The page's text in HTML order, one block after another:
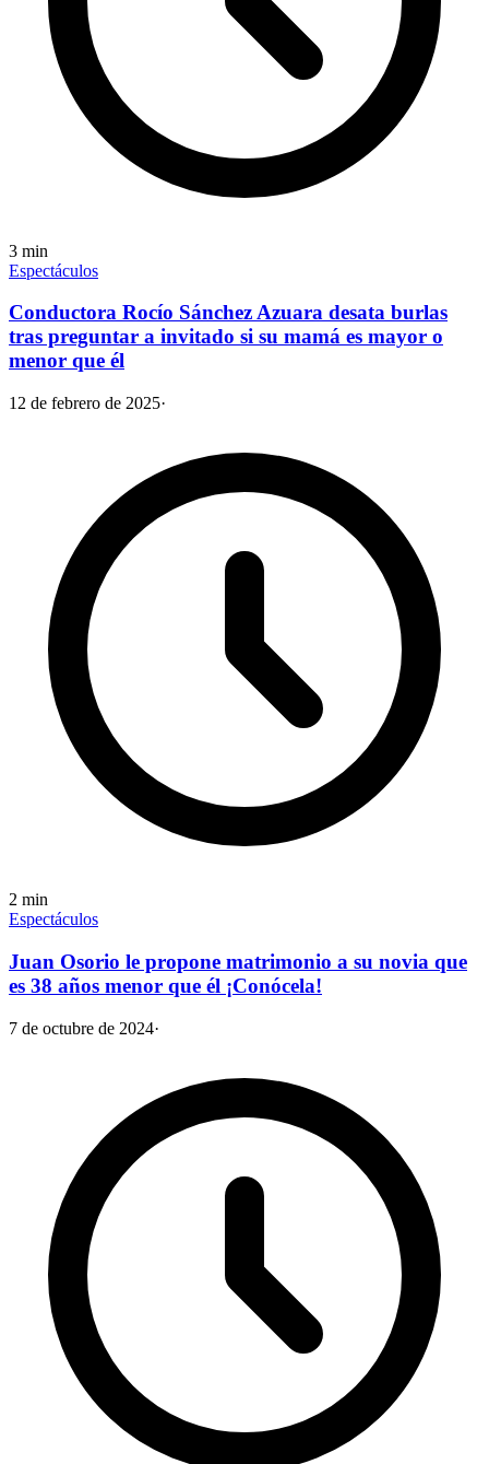
3 min
Espectáculos
Conductora Rocío Sánchez Azuara desata burlas
tras preguntar a invitado si su mamá es mayor o
menor que él
12 de febrero de 2025·
2 min
Espectáculos
Juan Osorio le propone matrimonio a su novia que
es 38 años menor que él ¡Conócela!
7 de octubre de 2024·